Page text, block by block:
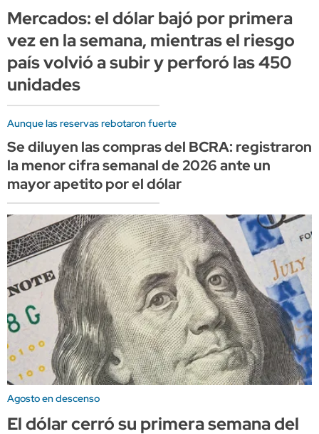
Mercados: el dólar bajó por primera
vez en la semana, mientras el riesgo
país volvió a subir y perforó las 450
unidades
Aunque las reservas rebotaron fuerte
Se diluyen las compras del BCRA: registraron
la menor cifra semanal de 2026 ante un
mayor apetito por el dólar
Agosto en descenso
El dólar cerró su primera semana del